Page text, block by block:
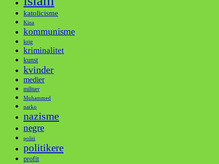
katolicisme
Kina
kommunisme
krig
kriminalitet
kunst
kvinder
medier
militær
Muhammed
narko
nazisme
negre
politi
politikere
profit